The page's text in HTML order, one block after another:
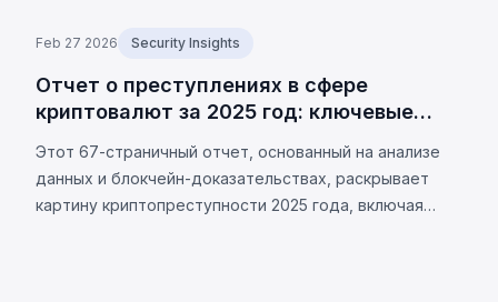
Feb 27 2026 Security Insights
Отчет о преступлениях в сфере
криптовалют за 2025 год: ключевые
Этот 67-страничный отчет, основанный на анализе
данных и блокчейн-доказательствах, раскрывает
картину криптопреступности 2025 года, включая